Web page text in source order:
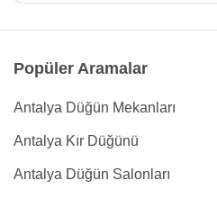
Popüler Aramalar
Antalya Düğün Mekanları
Antalya Kır Düğünü
Antalya Düğün Salonları